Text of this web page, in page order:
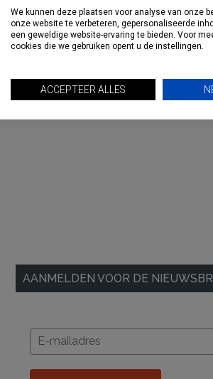
AANMELDEN VOOR DE
We kunnen deze plaatsen voor analyse van onze
onze website te verbeteren, gepersonaliseerde
een geweldige website-ervaring te bieden. Voor
cookies die we gebruiken opent u de instellingen.
ACCEPTEER ALLES